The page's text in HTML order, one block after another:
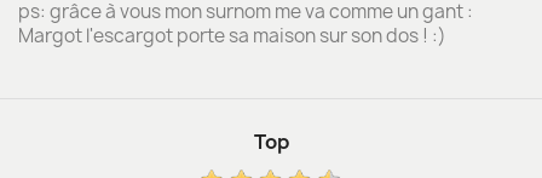
ps: grâce à vous mon surnom me va comme un gant :
Margot l'escargot porte sa maison sur son dos ! :)
Top